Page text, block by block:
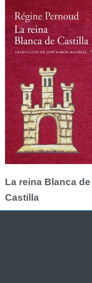
La reina Blanca de
Castilla